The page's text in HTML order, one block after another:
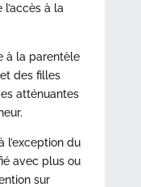
à la
à la parentèle
des filles
atténuantes
l’exception du
avec plus ou
sur